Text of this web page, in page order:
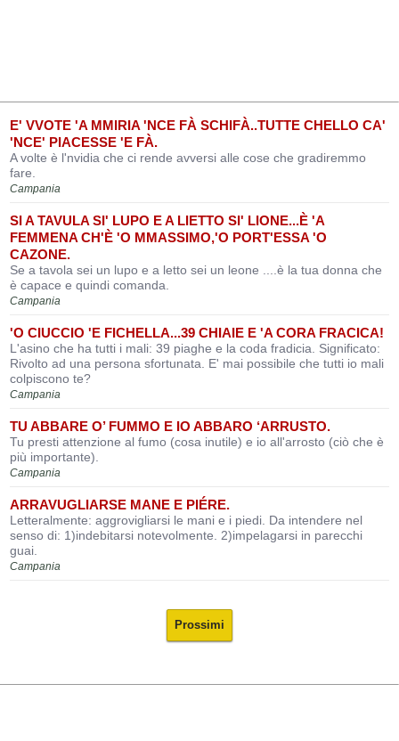
E' VVOTE 'A MMIRIA 'NCE FÀ SCHIFÀ..TUTTE CHELLO CA'
'NCE' PIACESSE 'E FÀ.
A volte è l'nvidia che ci rende avversi alle cose che gradiremmo
fare.
Campania
SI A TAVULA SI' LUPO E A LIETTO SI' LIONE...È 'A
FEMMENA CH'È 'O MMASSIMO,'O PORT'ESSA 'O
CAZONE.
Se a tavola sei un lupo e a letto sei un leone ....è la tua donna che
è capace e quindi comanda.
Campania
'O CIUCCIO 'E FICHELLA...39 CHIAIE E 'A CORA FRACICA!
L'asino che ha tutti i mali: 39 piaghe e la coda fradicia. Significato:
Rivolto ad una persona sfortunata. E' mai possibile che tutti io mali
colpiscono te?
Campania
TU ABBARE O’ FUMMO E IO ABBARO ‘ARRUSTO.
Tu presti attenzione al fumo (cosa inutile) e io all'arrosto (ciò che è
più importante).
Campania
ARRAVUGLIARSE MANE E PIÉRE.
Letteralmente: aggrovigliarsi le mani e i piedi. Da intendere nel
senso di: 1)indebitarsi notevolmente. 2)impelagarsi in parecchi
guai.
Campania
Prossimi